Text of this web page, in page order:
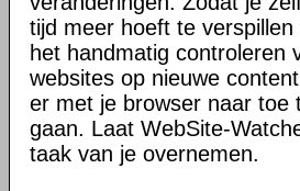
tijd meer hoeft te verspillen
het handmatig controleren
websites op nieuwe
er met je browser naar toe
gaan. Laat WebSite-
taak van je overnemen.